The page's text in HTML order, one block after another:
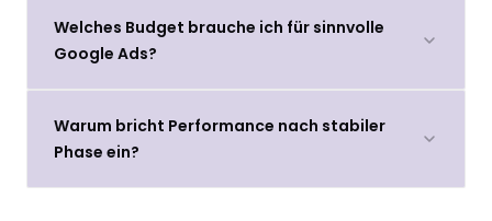
Welches Budget brauche ich für sinnvolle
Google Ads?
Warum bricht Performance nach stabiler
Phase ein?